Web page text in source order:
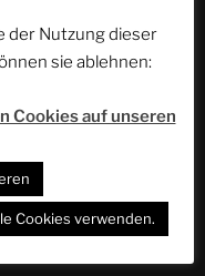
|
#430
der Nutzung dieser
sie ablehnen:
Cookies auf unseren
Cookies verwenden.